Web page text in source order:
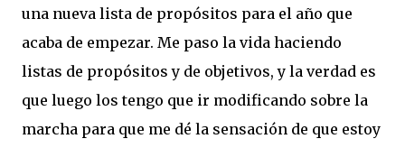
una nueva lista de propósitos para el año que
acaba de empezar. Me paso la vida haciendo
listas de propósitos y de objetivos, y la verdad es
que luego los tengo que ir modificando sobre la
marcha para que me dé la sensación de que estoy